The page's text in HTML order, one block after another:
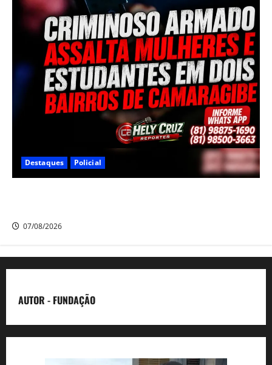
Destaques Policial
07/08/2026
AUTOR - FUNDAÇÃO